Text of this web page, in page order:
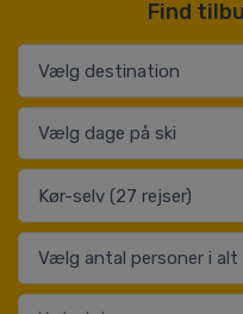
Find